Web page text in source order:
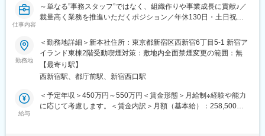
■配属先／組織構成：
・西武ホールディングス株式会社経理部 西武不動産担当に配属
ております。
■入社後／キャリアパス：
・OJTにて先輩社員から業務の流れを教わります。まずはグルー
できる業務から担当頂きますのでご安心ください。
仕事内容
～単なる”事務スタッフ”ではなく、組織作りや事業成長に貢献♪／
裁量高く業務を推進いただくポジション／年休130日・土日祝
■業務内容：
当社の家賃保証サービスに関する加入審査/契約/請求業務をお任せ
します。ただの事務ではなく、「会社をリスクから守り、利益を
生み出す」重要な役割を担っていただくポジションです。
■具体的な業務：
勤務地
＜勤務地詳細＞新本社住所：東京都新宿区西新宿6丁目5-1 新宿ア
イランド東棟2階受動喫煙対策：敷地内全面禁煙変更の範囲：無
【最寄り駅】
西新宿駅、都庁前駅、新宿西口駅
給与
＜予定年収＞450万円～550万円＜賃金形態＞月給制※経験や能力
に応じて考慮します。＜賃金内訳＞月額（基本給）：258,500円